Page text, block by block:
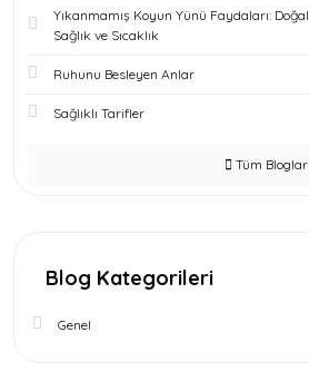
Yıkanmamış Koyun Yünü Faydaları: Doğal
Sağlık ve Sıcaklık
Ruhunu Besleyen Anlar
Sağlıklı Tarifler
Tüm Bloglar
Blog Kategorileri
Genel